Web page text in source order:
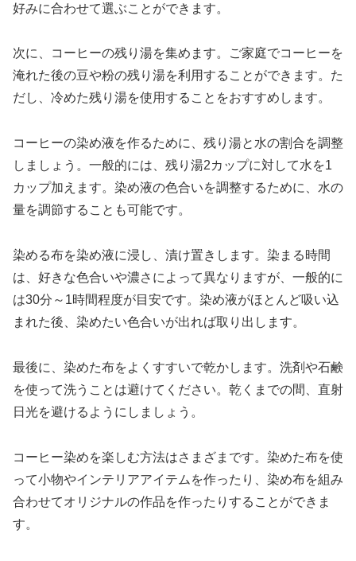
好みに合わせて選ぶことができます。
次に、コーヒーの残り湯を集めます。ご家庭でコーヒーを
淹れた後の豆や粉の残り湯を利用することができます。た
だし、冷めた残り湯を使用することをおすすめします。
コーヒーの染め液を作るために、残り湯と水の割合を調整
しましょう。一般的には、残り湯2カップに対して水を1
カップ加えます。染め液の色合いを調整するために、水の
量を調節することも可能です。
染める布を染め液に浸し、漬け置きします。染まる時間
は、好きな色合いや濃さによって異なりますが、一般的に
は30分～1時間程度が目安です。染め液がほとんど吸い込
まれた後、染めたい色合いが出れば取り出します。
最後に、染めた布をよくすすいで乾かします。洗剤や石鹸
を使って洗うことは避けてください。乾くまでの間、直射
日光を避けるようにしましょう。
コーヒー染めを楽しむ方法はさまざまです。染めた布を使
って小物やインテリアアイテムを作ったり、染め布を組み
合わせてオリジナルの作品を作ったりすることができま
す。